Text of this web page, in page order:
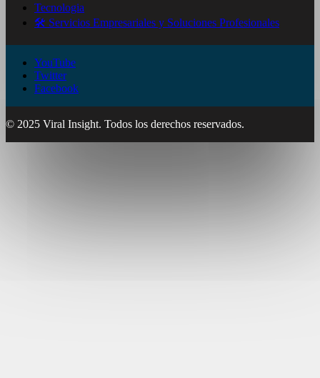
Tecnologia
🛠️ Servicios Empresariales y Soluciones Profesionales
YouTube
Twitter
Facebook
© 2025 Viral Insight. Todos los derechos reservados.